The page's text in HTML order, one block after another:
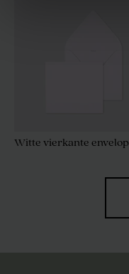
Witte vierkante envelop